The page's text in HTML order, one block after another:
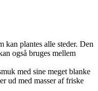
plantes alle steder. Den
også bruges mellem
med sine meget blanke
ud med masser af friske